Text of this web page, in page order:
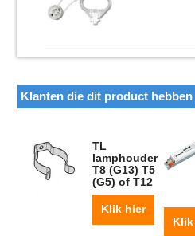
Klanten die dit product
TL
lamphouder
T8 (G13) T5
(G5) of T12
Klik hier